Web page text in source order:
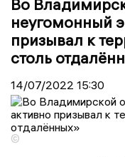
Во
неугомонный
призывал к
столь
14/07/2022 15:30
©